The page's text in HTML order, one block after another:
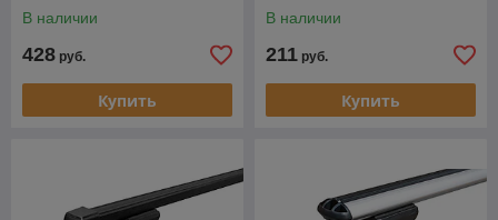
В наличии
428 руб.
Купить
В наличии
211 руб.
Купить